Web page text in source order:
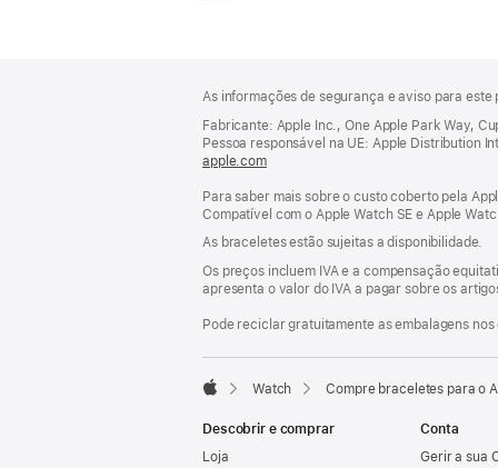
de
rodapé
As informações de segurança e aviso para
Fabricante: Apple Inc., One Apple Park Way,
Pessoa responsável na UE: Apple Distribution
apple.com(abre
nova
janela)
Para saber mais sobre o custo coberto pela
Compatível com o Apple Watch SE e Apple
As braceletes estão sujeitas a disponibilidade.
Os preços incluem IVA e a compensação
apresenta o valor do IVA a pagar sobre os
Pode reciclar gratuitamente as embalagens
Watch Compre braceletes para o
Descobrir e comprar
Loja
Conta
Gerir a sua